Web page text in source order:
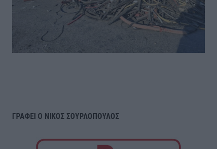
ΓΡΑΦΕΙ Ο ΝΙΚΟΣ ΣΟΥΡΛΟΠΟΥΛΟΣ